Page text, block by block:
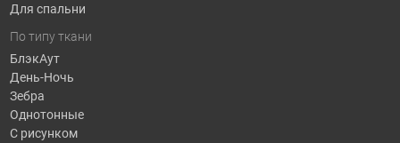
Для спальни
По типу ткани
БлэкАут
День-Ночь
Зебра
Однотонные
С рисунком